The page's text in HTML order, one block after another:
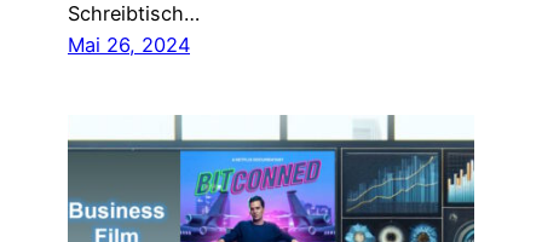
Schreibtisch…
Mai 26, 2024